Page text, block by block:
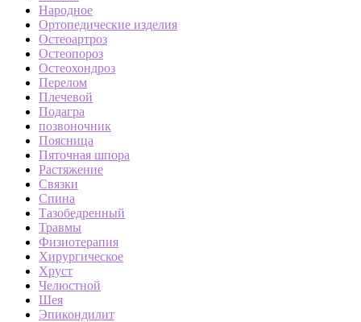
Народное
Ортопедические изделия
Остеоартроз
Остеопороз
Остеохондроз
Перелом
Плечевой
Подагра
позвоночник
Поясница
Пяточная шпора
Растяжение
Связки
Спина
Тазобедренный
Травмы
Физиотерапия
Хирургическое
Хруст
Челюстной
Шея
Эпикондилит